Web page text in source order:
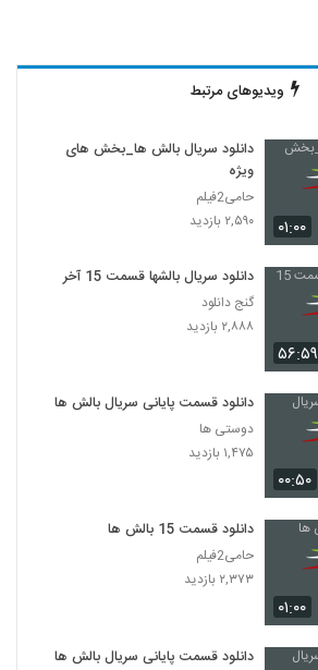
ویدیوهای مرتبط
۰۱:۰۰
دانلود سریال بالش ها_بخش های
ویژه
حامی2فیلم
۲,۵۹۰ بازدید
۵۶:۵۹
دانلود سریال بالشها قسمت 15 آخر
گنج دانلود
۲,۸۸۸ بازدید
۰۰:۵۰
دانلود قسمت پایانی سریال بالش ها
دوستی ها
۱,۴۷۵ بازدید
۰۱:۰۰
دانلود قسمت 15 بالش ها
حامی2فیلم
۲,۳۷۳ بازدید
دانلود قسمت پایانی سریال بالش ها